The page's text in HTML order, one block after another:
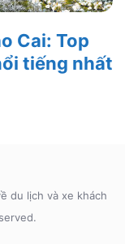
Cai: Top
tiếng nhất
du lịch và xe khách